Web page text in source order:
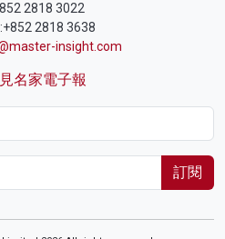
2818 3022
2818 3638
insight.com
名家電子報
訂閱